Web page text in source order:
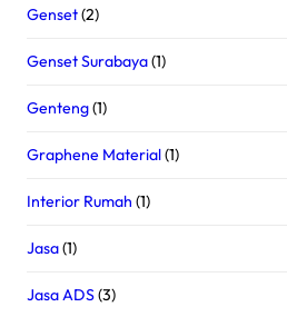
Genset(2)
Genset Surabaya(1)
Genteng(1)
Graphene Material(1)
Interior Rumah (1)
Jasa(1)
Jasa ADS(3)